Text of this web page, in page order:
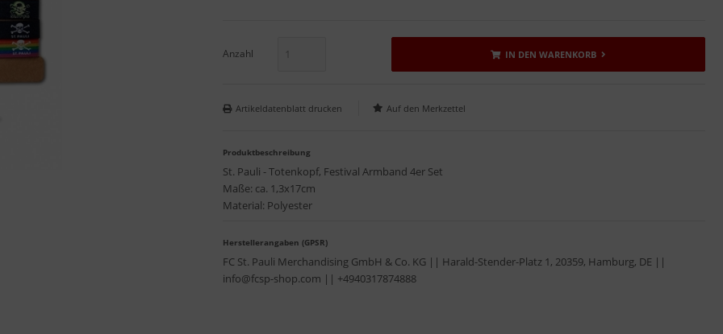
Anzahl IN DEN WARENKORB
Artikeldatenblatt drucken
Produktbeschreibung
St. Pauli - Totenkopf, Festival Armband 4er Set
Maße: ca. 1,3x17cm
Material: Polyester
Herstellerangaben (GPSR)
FC St. Pauli Merchandising GmbH & Co. KG || Harald-Stender-Platz 1, 20359, Hamburg, DE ||
info@fcsp-shop.com || +4940317874888